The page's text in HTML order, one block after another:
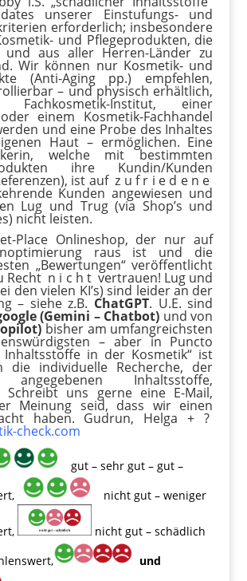
unserer Einstufungs- und
erforderlich; insbesondere
und Pflegeprodukten, die
aus aller Herren-Länder zu
Wir können nur Kosmetik- und
(Anti-Aging pp.) empfehlen,
– und physisch erhältlich,
Institut, einer
einem Kosmetik-Fachhandel
und eine Probe des Inhaltes
Haut – ermöglichen. Eine
welche mit bestimmten
ihre Kundin/Kunden
ist auf z u f r i e d e n e
Kunden angewiesen und
Lug und Trug (via Shop’s und
nicht leisten.
Place Onlineshop, der nur auf
raus ist und die
„Bewertungen“ veröffentlicht
Recht n i c h t vertrauen! Lug und
den vielen KI’s) sind leider an der
– siehe z.B. ChatGPT. U.E. sind
(Gemini – Chatbot) und von
bisher am umfangreichsten
– aber in Puncto
Inhaltsstoffe in der Kosmetik“ ist
die individuelle Recherche, der
angegebenen Inhaltsstoffe,
Schreibt uns gerne eine E-Mail,
Meinung seid, dass wir einen
haben. Gudrun, Helga + ?
check.com
gut – sehr gut – gut –
nicht gut – weniger
nicht gut – schädlich
und